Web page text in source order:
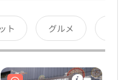
ト グルメ